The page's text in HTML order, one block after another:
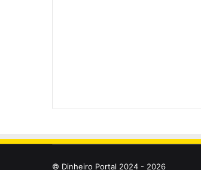
© Dinheiro Portal 2024 - 2026